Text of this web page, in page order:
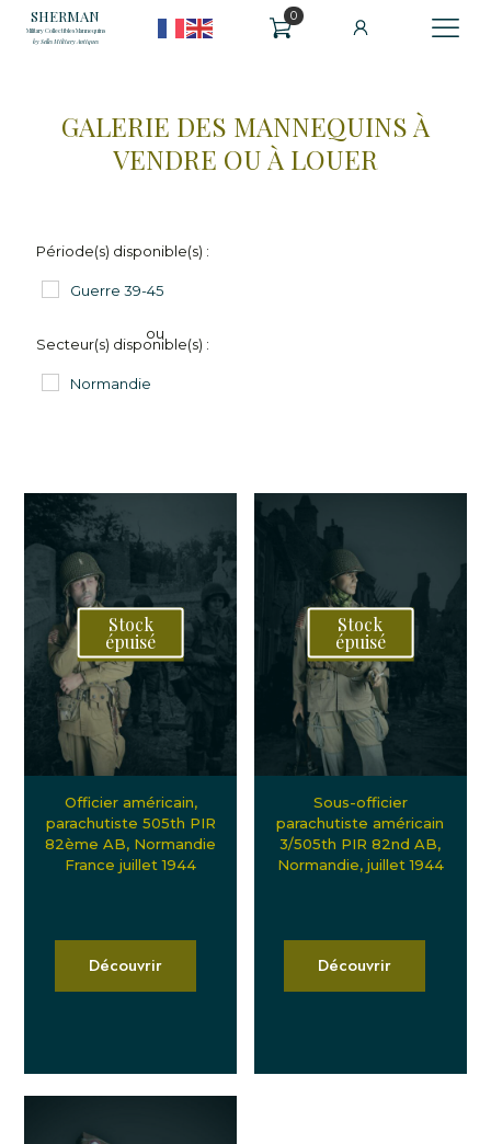
SHERMAN
Military Collectibles Mannequins
by Selles Military Antiques
0
GALERIE DES MANNEQUINS À
VENDRE OU À LOUER
Période(s) disponible(s) :
Guerre 39-45
ou
Secteur(s) disponible(s) :
Normandie
Stock
épuisé
Officier américain,
parachutiste 505th PIR
82ème AB, Normandie
France juillet 1944
Découvrir
Stock
épuisé
Sous-officier
parachutiste américain
3/505th PIR 82nd AB,
Normandie, juillet 1944
Découvrir